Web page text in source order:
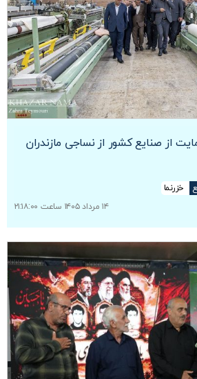
از صنایع کشور از نساجی مازندران
خزرنما
۱۴ مرداد ۱۴۰۵ ساعت ۲۱:۱۸:۰۰